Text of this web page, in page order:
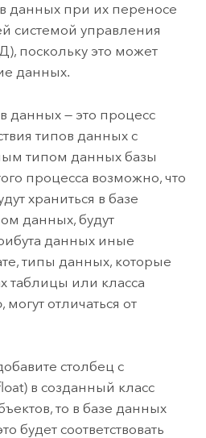
данных при их переносе
системой управления
поскольку это может
данных.
данных — это процесс
типов данных с
типом данных базы
процесса возможно, что
храниться в базе
данных, будут
данных иные
типы данных, которые
таблицы или класса
, могут отличаться от
столбец с
в созданный класс
то в базе данных
будет соответствовать